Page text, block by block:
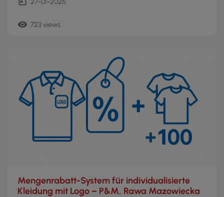
27-01-2026
remove_red_eye 723 views
Mengenrabatt-System für individualisierte
Kleidung mit Logo – P&M, Rawa Mazowiecka